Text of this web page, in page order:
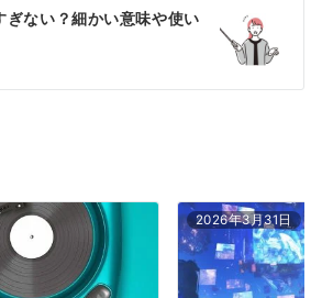
ない？細かい意味や使い
2026年3月31日